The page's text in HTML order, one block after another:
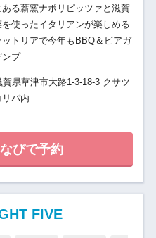
ある薪窯ナポリピッツァと滋賀
を使ったイタリアンが楽しめる
ットリアで今年もBBQ＆ビアガ
ンプ
県草津市大路1-3-18-3 クサツ
リバ内
びで予約
FIVE